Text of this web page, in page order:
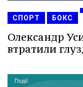
СПОРТ БОКС
Олександр
втратили